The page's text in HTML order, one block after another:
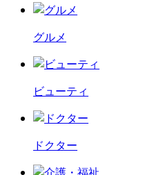
グルメ
ビューティ
ドクター